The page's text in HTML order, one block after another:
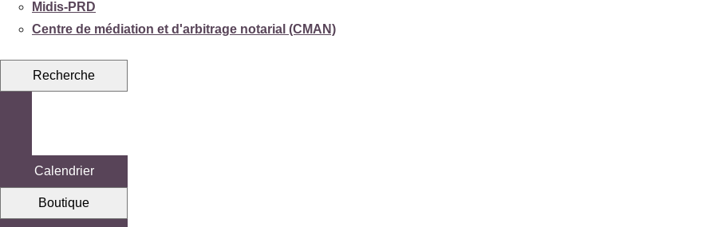
Midis-PRD
Centre de médiation et d'arbitrage notarial (CMAN)
Recherche
Calendrier
Boutique